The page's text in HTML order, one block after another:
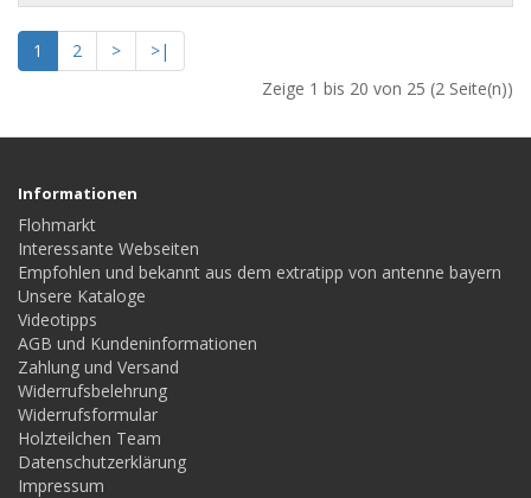
1 2 >
>|
Zeige 1 bis 20 von 25 (2 Seite(n))
Informationen
Flohmarkt
Interessante Webseiten
Empfohlen und bekannt aus dem extratipp von antenne bayern
Unsere Kataloge
Videotipps
AGB und Kundeninformationen
Zahlung und Versand
Widerrufsbelehrung
Widerrufsformular
Holzteilchen Team
Datenschutzerklärung
Impressum